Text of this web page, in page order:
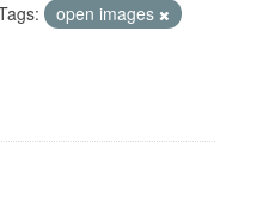
open images